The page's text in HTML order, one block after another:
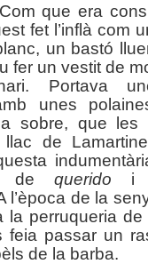
que era
fet l’inflà com
un bastó
fer un vestit de
Portava
unes
sobre, que les
de
de querido i
l’època de la
la perruqueria de
feia passar un
de la barba.